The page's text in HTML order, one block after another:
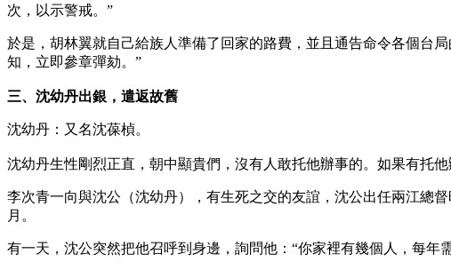
次，以示警戒。”
於是，胡林翼就自己給族人準備了回家的路費，並且通告命令各個台
知，立即參章彈劾。”
三、沈幼丹出銀，遣返故舊
沈幼丹：又名沈葆楨。
沈幼丹生性剛烈正直，朝中顯貴們，沒有人敢托他辦事的。如果有托他
李次青一向與沈公（沈幼丹），有生死之交的友誼，沈公出任兩江總
月。
有一天，沈公突然把他召呼到身邊，詢問他：“你家裡有幾個人，每年